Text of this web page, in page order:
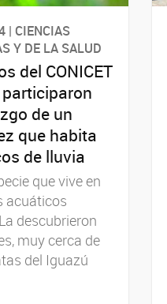
CIENCIAS
Y DE LA SALUD
del CONICET
de un
que habita
de lluvia
que vive en
acuáticos
descubrieron
muy cerca de
del Iguazú